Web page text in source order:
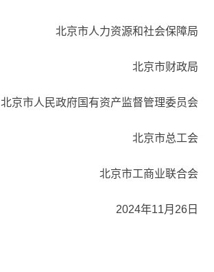
北京市人力资源和社会保障局
北京市财政局
北京市人民政府国有资产监督管理委员会
北京市总工会
北京市工商业联合会
2024年11月26日